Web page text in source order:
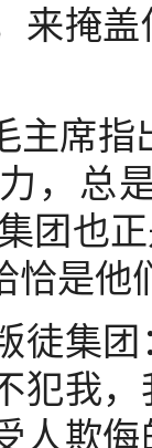
来掩
主席指
，总
团也
恰是他
徒集
犯我
人欺